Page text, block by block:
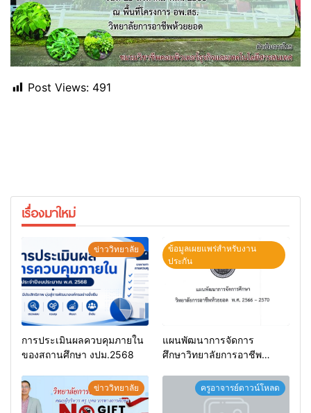
Post Views: 491
เรื่องมาใหม่
ข่าววิทยาลัย
การประเมินผลควบคุมภายใน
ของสถานศึกษา งปม.2568
ข้อมูลเผยแพร่สำหรับงาน
ประกัน
แผนพัฒนาการจัดการ
ศึกษาวิทยาลัยการอาชีพ
ข่าววิทยาลัย ครูอาจารย์ดาวน์โหลด